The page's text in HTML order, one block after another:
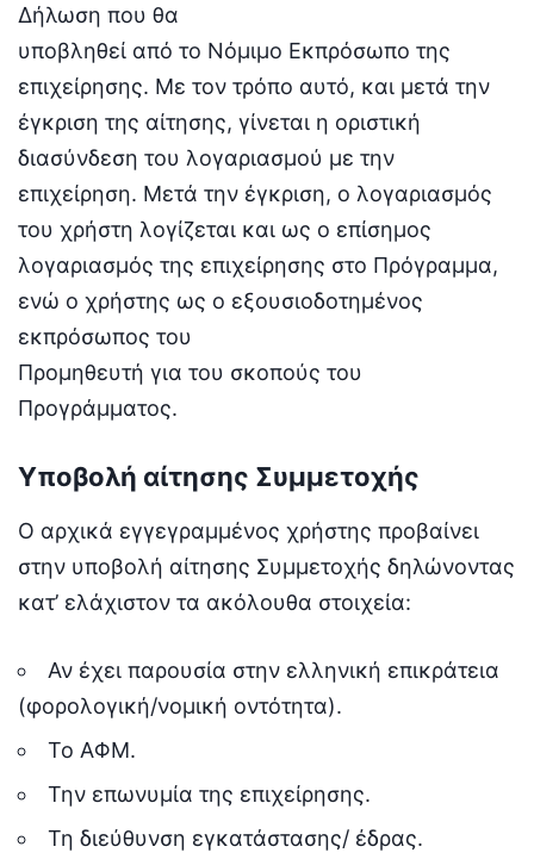
Δήλωση που θα
υποβληθεί από το Νόμιμο Εκπρόσωπο της
επιχείρησης. Με τον τρόπο αυτό, και μετά την
έγκριση της αίτησης, γίνεται η οριστική
διασύνδεση του λογαριασμού με την
επιχείρηση. Μετά την έγκριση, ο λογαριασμός
του χρήστη λογίζεται και ως ο επίσημος
λογαριασμός της επιχείρησης στο Πρόγραμμα,
ενώ ο χρήστης ως ο εξουσιοδοτημένος
εκπρόσωπος του
Προμηθευτή για του σκοπούς του
Προγράμματος.
Υποβολή αίτησης Συμμετοχής
Ο αρχικά εγγεγραμμένος χρήστης προβαίνει
στην υποβολή αίτησης Συμμετοχής δηλώνοντας
κατ’ ελάχιστον τα ακόλουθα στοιχεία:
Αν έχει παρουσία στην ελληνική επικράτεια
(φορολογική/νομική οντότητα).
Το ΑΦΜ.
Την επωνυμία της επιχείρησης.
Τη διεύθυνση εγκατάστασης/ έδρας.